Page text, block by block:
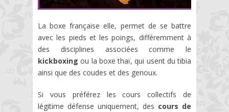
La boxe française elle, permet de se battre
avec les pieds et les poings, différemment à
des disciplines associées comme le
kickboxing ou la boxe thaï, qui usent du tibia
ainsi que des coudes et des genoux.
Si vous préférez les cours collectifs de
légitime défense uniquement, des cours de